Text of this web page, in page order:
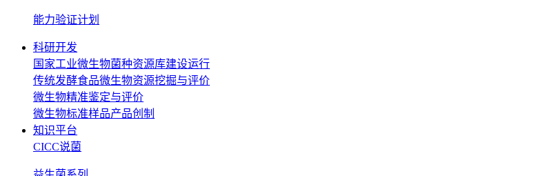
能力验证计划
科研开发
国家工业微生物菌种资源库建设运行
传统发酵食品微生物资源挖掘与评价
微生物精准鉴定与评价
微生物标准样品产品创制
知识平台
CICC说菌